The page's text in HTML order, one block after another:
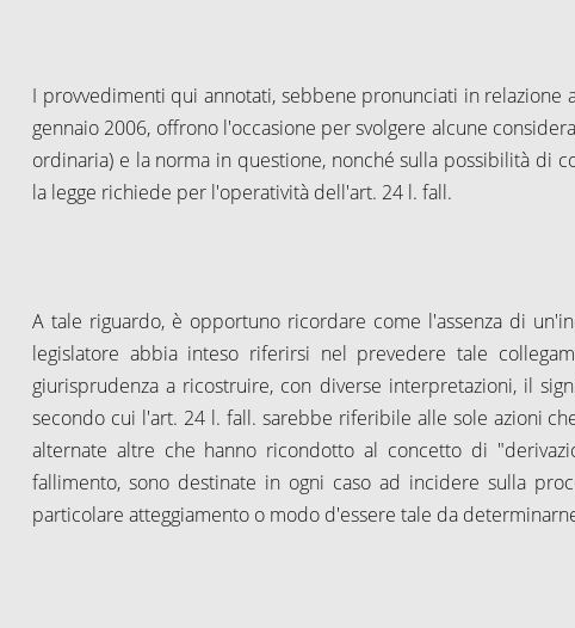
I provvedimenti qui annotati, sebbene pronunciati in relazione
gennaio 2006, offrono l'occasione per svolgere alcune
ordinaria) e la norma in questione, nonché sulla possibilità di
la legge richiede per l'operatività dell'art. 24 l. fall.
A tale riguardo, è opportuno ricordare come l'assenza di
legislatore abbia inteso riferirsi nel prevedere tale
giurisprudenza a ricostruire, con diverse interpretazioni, il
secondo cui l'art. 24 l. fall. sarebbe riferibile alle sole azioni
alternate altre che hanno ricondotto al concetto di
fallimento, sono destinate in ogni caso ad incidere sulla
particolare atteggiamento o modo d'essere tale da